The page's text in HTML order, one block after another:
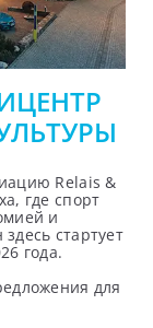
Relais &
где спорт
и
стартует
года.
для